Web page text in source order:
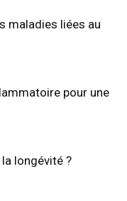
maladies liées au
pour une
la longévité ?